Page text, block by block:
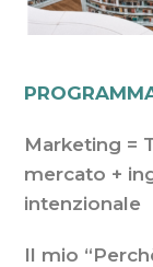
Marketing =
mercato +
intenzionale
Il mio